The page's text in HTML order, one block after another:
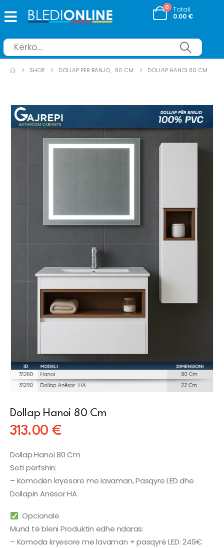
0 Totali
0.00 €
SHOP DOLLAP PËR BANJO, 80 CM DOLLAP HANOI 80 CM
Dollap Hanoi 80 Cm
313.00 €
Dollap Hanoi 80 Cm
Seti përfshin:
– Komodën kryesore me lavaman, Pasqyre LED dhe
Dollapin Anësor HA
Opcionale
Mund të bleni Produktin edhe ndaras:
– Komoda kryesore me lavaman + pasqyrë LED: 249€